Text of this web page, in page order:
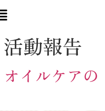
活動報告
オイルケアの